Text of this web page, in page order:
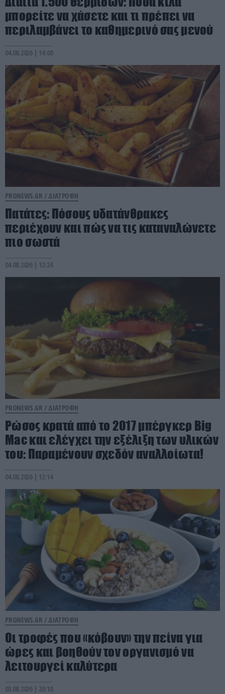
μπορείτε να χάσετε και τι πρέπει να
περιλαμβάνει το καθημερινό σας μενού
04.08.2026 | 14:00
PRONEWS.GR / ΔΙΑΤΡΟΦΗ
Πατάτες: Πόσους υδατάνθρακες
περιέχουν και πώς να τις καταναλώνετε
πιο σωστά
04.08.2026 | 12:24
PRONEWS.GR / ΔΙΑΤΡΟΦΗ
Ρώσος κρατά από το 2017 μπέργκερ Big
Mac και ελέγχει την εξέλιξη των υλικών
του: Παραμένουν σχεδόν αναλλοίωτα!
04.08.2026 | 12:14
PRONEWS.GR / ΔΙΑΤΡΟΦΗ
Οι τροφές που «κόβουν» την πείνα για
ώρες και βοηθούν τον οργανισμό να
λειτουργεί καλύτερα
03.08.2026 | 20:10